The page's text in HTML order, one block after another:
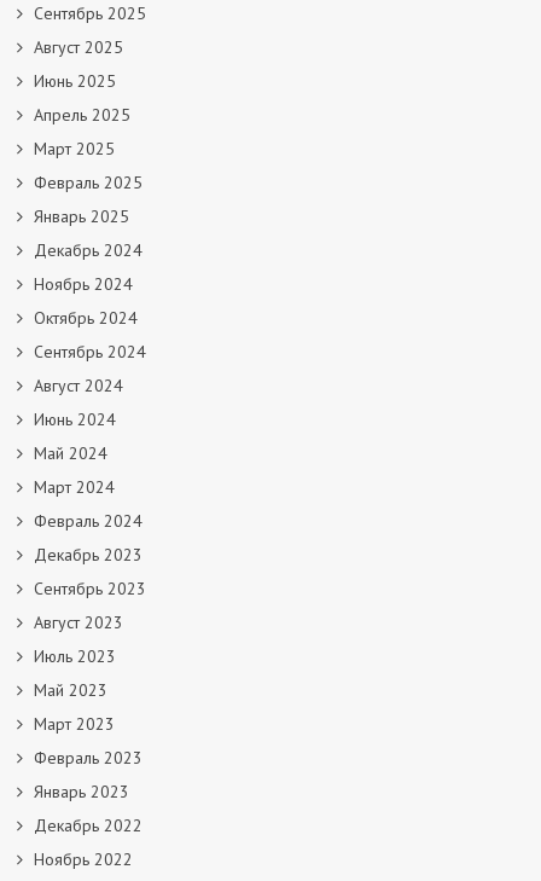
Сентябрь 2025
Август 2025
Июнь 2025
Апрель 2025
Март 2025
Февраль 2025
Январь 2025
Декабрь 2024
Ноябрь 2024
Октябрь 2024
Сентябрь 2024
Август 2024
Июнь 2024
Май 2024
Март 2024
Февраль 2024
Декабрь 2023
Сентябрь 2023
Август 2023
Июль 2023
Май 2023
Март 2023
Февраль 2023
Январь 2023
Декабрь 2022
Ноябрь 2022